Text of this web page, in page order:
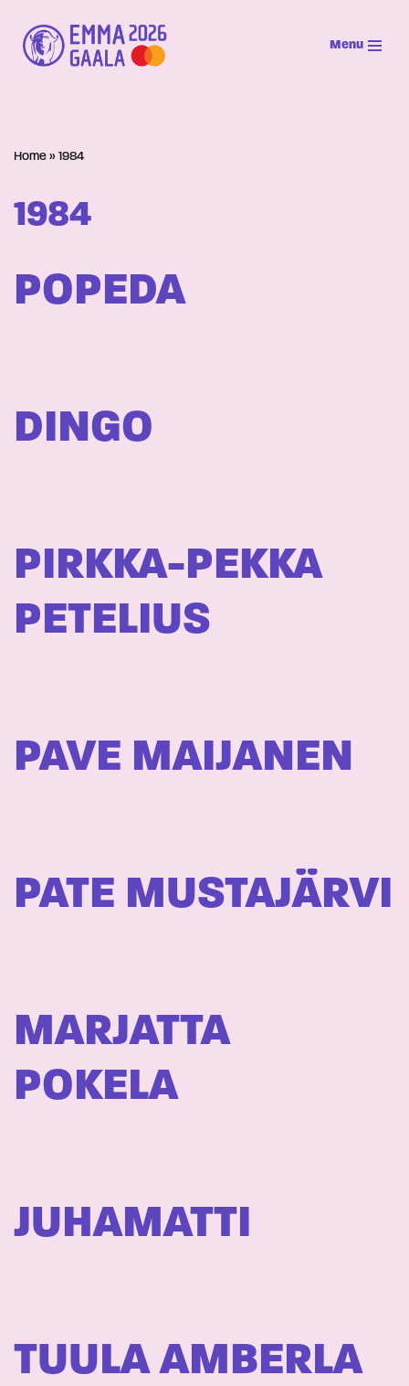
Siirry
suoraan
Menu
Home » 1984
1984
POPEDA
DINGO
PIRKKA-PEKKA
PETELIUS
PAVE MAIJANEN
PATE MUSTAJÄRVI
MARJATTA
POKELA
JUHAMATTI
TUULA AMBERLA